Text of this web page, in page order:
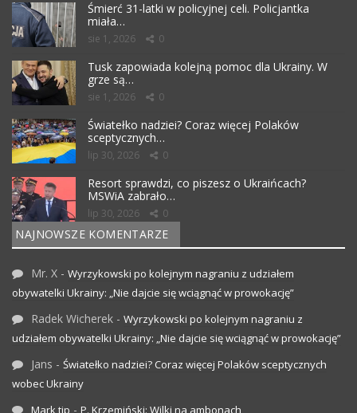
Śmierć 31-latki w policyjnej celi. Policjantka
miała…
sie 1, 2026 0
Tusk zapowiada kolejną pomoc dla Ukrainy. W
grze są…
sie 1, 2026 0
Światełko nadziei? Coraz więcej Polaków
sceptycznych…
lip 30, 2026 0
Resort sprawdzi, co piszesz o Ukraińcach?
MSWiA zabrało…
lip 30, 2026 0
NAJNOWSZE KOMENTARZE
Mr. X - Wyrzykowski po kolejnym nagraniu z udziałem
obywatelki Ukrainy: „Nie dajcie się wciągnąć w prowokację”
Radek Wicherek - Wyrzykowski po kolejnym nagraniu z
udziałem obywatelki Ukrainy: „Nie dajcie się wciągnąć w prowokację”
Jans - Światełko nadziei? Coraz więcej Polaków sceptycznych
wobec Ukrainy
Mark tip - P. Krzemiński: Wilki na ambonach